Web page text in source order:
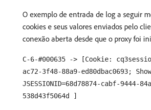
O exemplo de entrada de log a seguir
cookies e seus valores enviados pelo
conexão aberta desde que o proxy foi
C-6-#000635 -> [Cookie:
ac72-3f48-88a9-ed80dbac0693;
JSESSIONID=68d78874-cabf-9444-
538d43f5064d ]